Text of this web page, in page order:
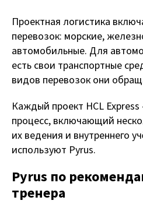
Проектная логистика
перевозок: морские,
автомобильные. Для
есть свои транспортные
видов перевозок они
Каждый проект HCL
процесс, включающий
их ведения и внутреннего
используют Pyrus.
Pyrus по
тренера